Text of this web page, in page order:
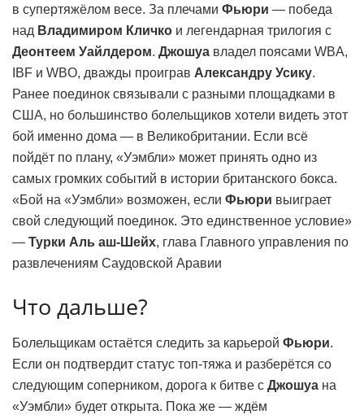
в супертяжёлом весе. За плечами Фьюри — победа
над Владимиром Кличко и легендарная трилогия с
Деонтеем Уайлдером. Джошуа владел поясами WBA,
IBF и WBO, дважды проиграв Александру Усику.
Ранее поединок связывали с разными площадками в
США, но большинство болельщиков хотели видеть этот
бой именно дома — в Великобритании. Если всё
пойдёт по плану, «Уэмбли» может принять одно из
самых громких событий в истории британского бокса.
«Бой на «Уэмбли» возможен, если Фьюри выиграет
свой следующий поединок. Это единственное условие»
— Турки Аль аш-Шейх, глава Главного управления по
развлечениям Саудовской Аравии
Что дальше?
Болельщикам остаётся следить за карьерой Фьюри.
Если он подтвердит статус топ-тяжа и разберётся со
следующим соперником, дорога к битве с Джошуа на
«Уэмбли» будет открыта. Пока же — ждём